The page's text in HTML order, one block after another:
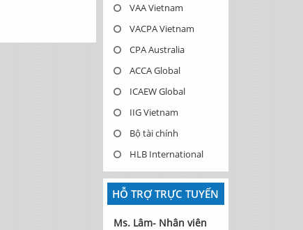
VAA Vietnam
VACPA Vietnam
CPA Australia
ACCA Global
ICAEW Global
IIG Vietnam
Bộ tài chính
HLB International
HỖ TRỢ TRỰC TUYẾN
Ms. Lâm- Nhân viên